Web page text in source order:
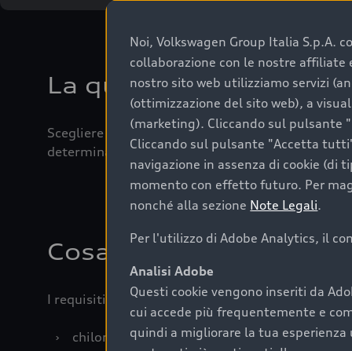
La qualità di
Scegliere un’auto usata è una decisione che
determinanti come la garanzia inclusa e
Cosa sapere prima di
I requisiti fondamentali da considerare prima di
› chilometraggio: un valore contenuto
Noi, Volkswagen Group Italia S.p.A.
collaborazione con le nostre affiliate
nostro sito web utilizziamo servizi
(ottimizzazione del sito web), a
(marketing). Cliccando sul pulsante
Cliccando sul pulsante "Accetta
navigazione in assenza di cookie (di
momento con effetto futuro. Per
nonché alla sezione Note Legali.
Per l'utilizzo di Adobe Analytics, il
Analisi Adobe
Questi cookie vengono inseriti da
cui accede più frequentemente e
quindi a migliorare la tua